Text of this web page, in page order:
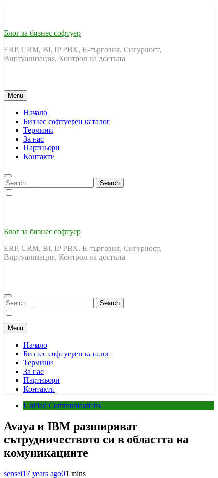
Блог за бизнес софтуер
ERP, CRM, BI, IP PBX, Е-търговия, Сигурност,
Виртуализация, Контрол на достъпа
Menu
Начало
Бизнес софтуерен каталог
Термини
За нас
Партньори
Контакти
Search
for:
Блог за бизнес софтуер
ERP, CRM, BI, IP PBX, Е-търговия, Сигурност,
Виртуализация, Контрол на достъпа
Search
for:
Menu
Начало
Бизнес софтуерен каталог
Термини
За нас
Партньори
Контакти
Unified Communications
Avaya и IBM разширяват
сътрудничеството си в областта на
комуникациите
sensei17 years ago01 mins